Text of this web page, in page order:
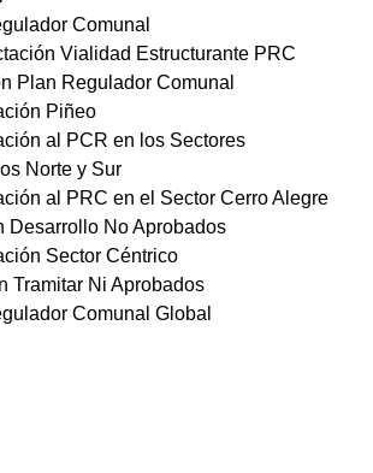
Comunal
Vialidad Estructurante PRC
Plan Regulador Comunal
Piñeo
al PCR en los Sectores
Norte y Sur
al PRC en el Sector Cerro Alegre
Desarrollo No Aprobados
Sector Céntrico
Tramitar Ni Aprobados
Comunal Global